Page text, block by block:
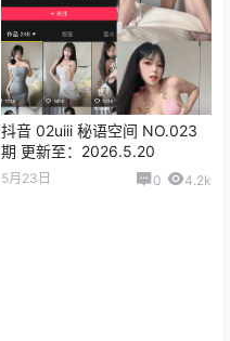
抖音 02uiii 秘语空间 NO.023
期 更新至：2026.5.20
5月23日 0 4.2k